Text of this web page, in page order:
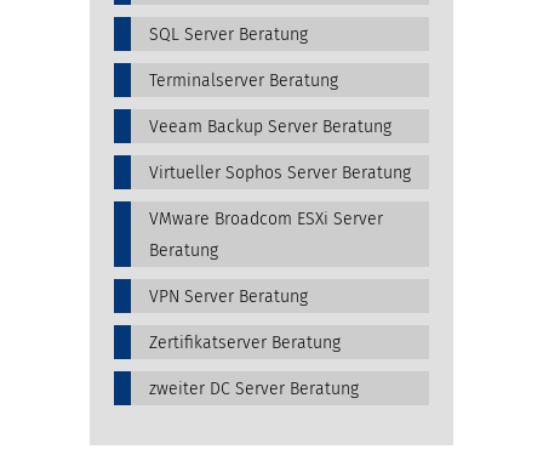
SQL Server Beratung
Terminalserver Beratung
Veeam Backup Server Beratung
Virtueller Sophos Server Beratung
VMware Broadcom ESXi Server
Beratung
VPN Server Beratung
Zertifikatserver Beratung
zweiter DC Server Beratung